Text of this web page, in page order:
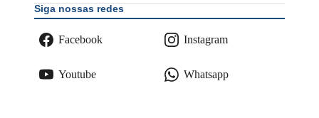
Siga nossas redes
Facebook Instagram
Youtube Whatsapp